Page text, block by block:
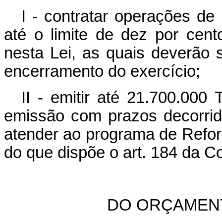
I - contratar operações
até o limite de dez por
nesta Lei, as quais deverão
encerramento do exercício;
II - emitir até 21.700.000
emissão com prazos
atender ao programa de
do que dispõe o art. 184 da
DO